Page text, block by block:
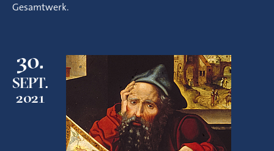
Gesamtwerk.
30.
SEPT.
2021